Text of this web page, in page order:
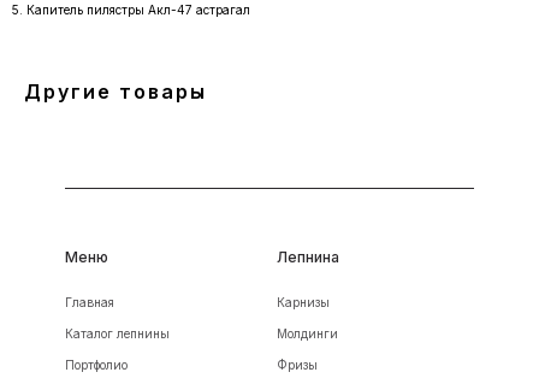
Капитель пилястры Акл-47 астрагал
Другие товары
Меню
Главная
Каталог лепнины
Портфолио
Лепнина
Карнизы
Молдинги
Фризы